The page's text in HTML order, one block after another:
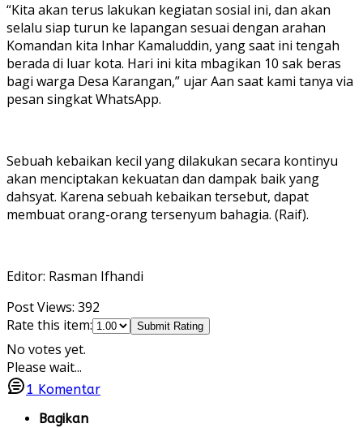
“Kita akan terus lakukan kegiatan sosial ini, dan akan
selalu siap turun ke lapangan sesuai dengan arahan
Komandan kita Inhar Kamaluddin, yang saat ini tengah
berada di luar kota. Hari ini kita mbagikan 10 sak beras
bagi warga Desa Karangan,” ujar Aan saat kami tanya via
pesan singkat WhatsApp.
Sebuah kebaikan kecil yang dilakukan secara kontinyu
akan menciptakan kekuatan dan dampak baik yang
dahsyat. Karena sebuah kebaikan tersebut, dapat
membuat orang-orang tersenyum bahagia. (Raif).
Editor: Rasman Ifhandi
Post Views: 392
Rate this item:
Submit Rating
No votes yet.
Please wait...
1 Komentar
Bagikan